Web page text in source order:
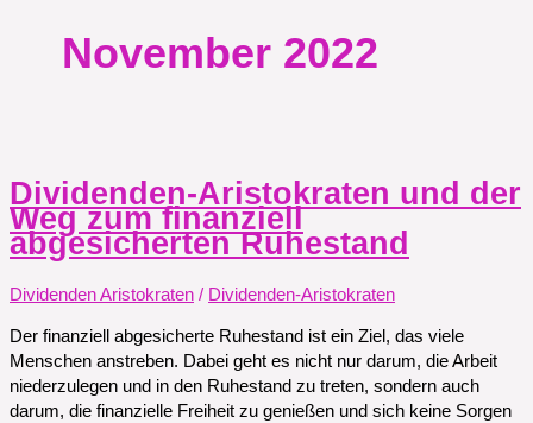
November 2022
Dividenden-Aristokraten und der
Weg zum finanziell
abgesicherten Ruhestand
Dividenden Aristokraten / Dividenden-Aristokraten
Der finanziell abgesicherte Ruhestand ist ein Ziel, das viele
Menschen anstreben. Dabei geht es nicht nur darum, die Arbeit
niederzulegen und in den Ruhestand zu treten, sondern auch
darum, die finanzielle Freiheit zu genießen und sich keine Sorgen